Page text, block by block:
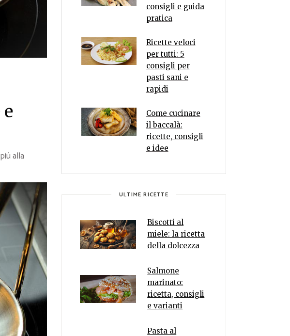
alla
consigli e guida
pratica
Ricette veloci
per tutti: 5
consigli per
pasti sani e
rapidi
Come cucinare
il baccalà:
ricette, consigli
e idee
ULTIME RICETTE
Biscotti al
miele: la ricetta
della dolcezza
Salmone
marinato:
ricetta, consigli
e varianti
Pasta al